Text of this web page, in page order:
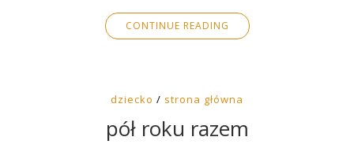
CONTINUE READING
dziecko / strona główna
pół roku razem